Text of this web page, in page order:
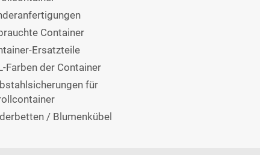
Container
Ersatzteile
Farben der Container
für
/ Blumenkübel